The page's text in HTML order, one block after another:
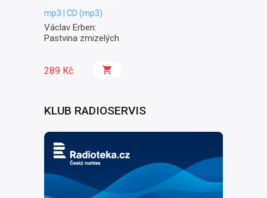
mp3 | CD (mp3)
Václav Erben:
Pastvina zmizelých
289 Kč
KLUB RADIOSERVIS